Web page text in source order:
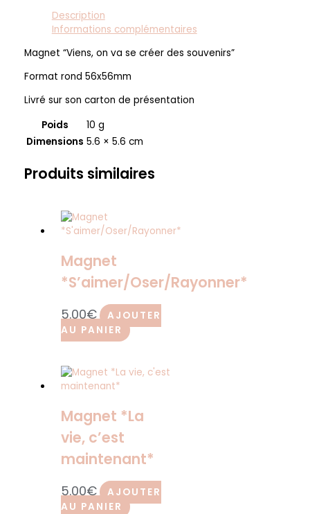
Description
Informations complémentaires
Magnet “Viens, on va se créer des souvenirs”
Format rond 56x56mm
Livré sur son carton de présentation
Poids
10 g
Dimensions 5.6 × 5.6 cm
Produits similaires
Magnet
*S’aimer/Oser/Rayonner*
5.00€
AJOUTER
AU PANIER
Magnet *La
vie, c’est
maintenant*
5.00€
AJOUTER
AU PANIER